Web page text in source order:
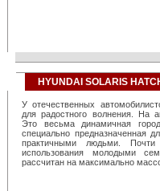
HYUNDAI SOLARIS
У отечественных
для радостного волнения. На
Это весьма динамичная
специально предназначенная
практичными людьми.
использования молодыми
рассчитан на максимально